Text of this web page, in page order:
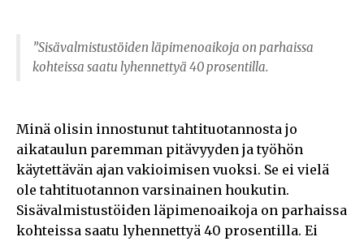
”Sisävalmistustöiden läpimenoaikoja on parhaissa
kohteissa saatu lyhennettyä 40 prosentilla.
Minä olisin innostunut tahtituotannosta jo
aikataulun paremman pitävyyden ja työhön
käytettävän ajan vakioimisen vuoksi. Se ei vielä
ole tahtituotannon varsinainen houkutin.
Sisävalmistustöiden läpimenoaikoja on parhaissa
kohteissa saatu lyhennettyä 40 prosentilla. Ei